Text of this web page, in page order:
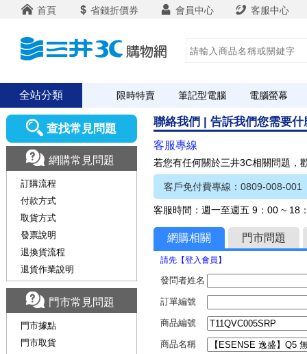
首頁 省錢折價券 會員中心 客服中心
全站分類 限時特賣 筆記型電腦 電腦螢幕
聯絡我們 | 告訴我們您需要什
客服專線
若您有任何關於三井3C相關問題，
客戶免付費專線：0809-008-001
客服時間：週一至週五 9：00 ~ 18
網購相關 門市問題
請先【登入會員】
發問者姓名
訂單編號
商品編號
商品名稱
查找常見問題
網購常見問題
訂購流程
付款方式
取貨方式
發票說明
退換貨流程
退貨作業說明
門市常見問題
門市據點
門市取貨